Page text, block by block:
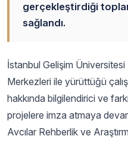
gerçekleştirdiği
sağlandı.
İstanbul Gelişim
Merkezleri ile yürüttüğü
hakkında bilgilendirici ve
projelere imza atmaya
Avcılar Rehberlik ve